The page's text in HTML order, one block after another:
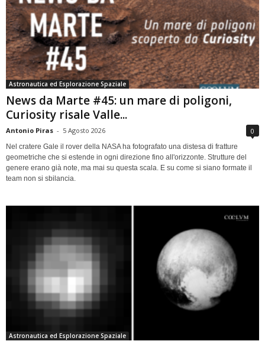
Astronautica ed Esplorazione Spaziale
News da Marte #45: un mare di poligoni,
Curiosity risale Valle...
Antonio Piras - 5 Agosto 2026 0
Nel cratere Gale il rover della NASA ha fotografato una distesa di fratture
geometriche che si estende in ogni direzione fino all'orizzonte. Strutture del
genere erano già note, ma mai su questa scala. E su come si siano formate il
team non si sbilancia.
Astronautica ed Esplorazione Spaziale